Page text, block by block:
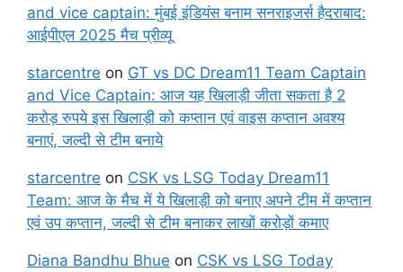
and vice captain: मुंबई इंडियंस बनाम सनराइजर्स हैदराबाद:
आईपीएल 2025 मैच प्रीव्यू
starcentre on GT vs DC Dream11 Team Captain
and Vice Captain: आज यह खिलाड़ी जीता सकता है 2
करोड़ रुपये इस खिलाड़ी को कप्तान एवं वाइस कप्तान अवश्य
बनाएं, जल्दी से टीम बनाये
starcentre on CSK vs LSG Today Dream11
Team: आज के मैच में ये खिलाड़ी को बनाए अपने टीम में कप्तान
एवं उप कप्तान, जल्दी से टीम बनाकर लाखों करोड़ों कमाए
Diana Bandhu Bhue on CSK vs LSG Today